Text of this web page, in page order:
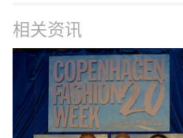
相关资讯